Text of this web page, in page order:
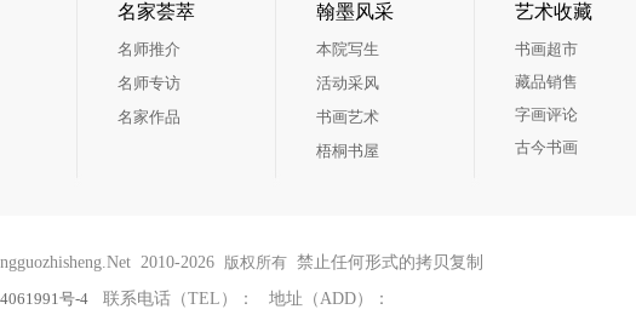
名家荟萃
名师推介
名师专访
名家作品
翰墨风采
本院写生
活动采风
书画艺术
梧桐书屋
艺术收藏
书画超市
藏品销售
字画评论
古今书画
2010-2026 版权所有禁止任何形式的拷贝复制
号-4联系电话（TEL）： 地址（ADD）：